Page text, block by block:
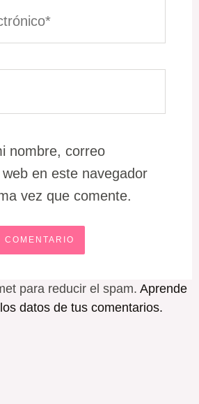
nombre, correo
en este navegador
vez que comente.
para reducir el spam. Aprende
datos de tus comentarios.